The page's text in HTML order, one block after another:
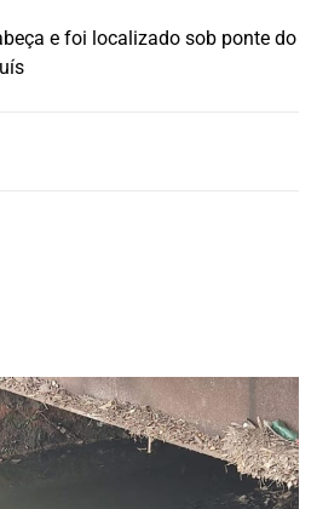
e foi localizado sob ponte do